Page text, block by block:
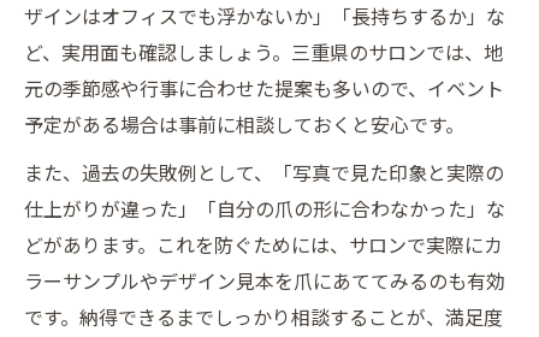
ザインはオフィスでも浮かないか」「長持ちするか」な
ど、実用面も確認しましょう。三重県のサロンでは、地
元の季節感や行事に合わせた提案も多いので、イベント
予定がある場合は事前に相談しておくと安心です。
また、過去の失敗例として、「写真で見た印象と実際の
仕上がりが違った」「自分の爪の形に合わなかった」な
どがあります。これを防ぐためには、サロンで実際にカ
ラーサンプルやデザイン見本を爪にあててみるのも有効
です。納得できるまでしっかり相談することが、満足度